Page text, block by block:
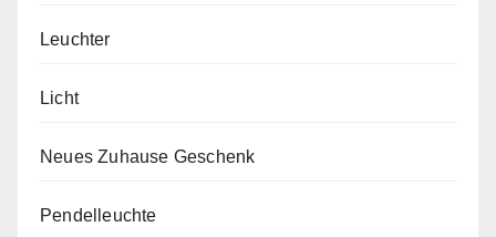
Leuchter
Licht
Neues Zuhause Geschenk
Pendelleuchte